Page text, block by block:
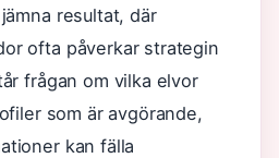
resultat, där
ofta påverkar strategin
frågan om vilka elvor
som är avgörande,
kan fälla